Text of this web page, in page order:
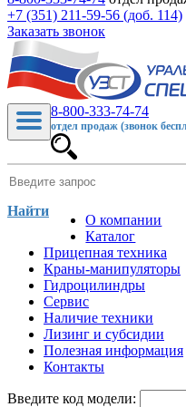
+7 (351) 211-59-56 (доб. 114)
Заказать звонок
8-800-333-74-74
отдел продаж (звонок
Найти
О компании
Каталог
Прицепная техника
Краны-манипуляторы
Гидроцилиндры
Сервис
Наличие техники
Лизинг и субсидии
Полезная информация
Контакты
Введите код модели: